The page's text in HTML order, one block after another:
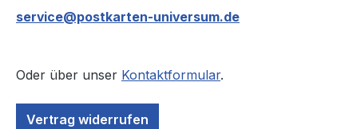
service@postkarten-universum.de
Oder über unser Kontaktformular.
Vertrag widerrufen